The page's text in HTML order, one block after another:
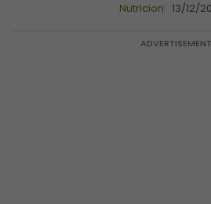
Nutricion 13/12/